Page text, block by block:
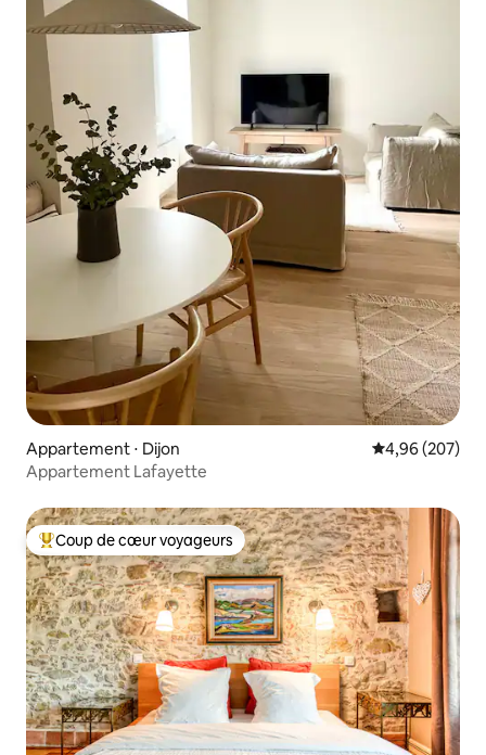
Appartement ⋅ Dijon Évaluation
4,96 (207)
Appartement Lafayette
Coups de cœur voyageurs les plus appréciés
Coup de cœur voyageurs